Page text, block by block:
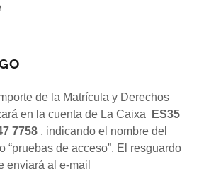
de la Matrícula y Derechos
en la cuenta de La Caixa
ES35
7758 , indicando el nombre del
“pruebas de acceso”. El resguardo
enviará al e-mail